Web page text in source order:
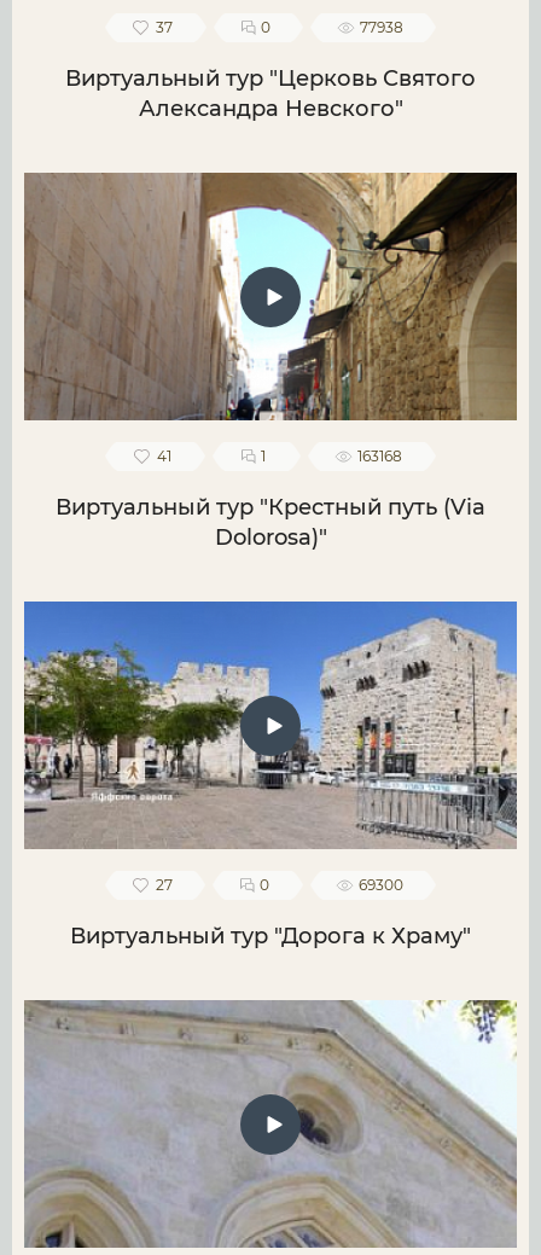
37 0 77938
Виртуальный тур "Церковь Святого
Александра Невского"
41 1 163168
Виртуальный тур "Крестный путь (Via
Dolorosa)"
27 0 69300
Виртуальный тур "Дорога к Храму"